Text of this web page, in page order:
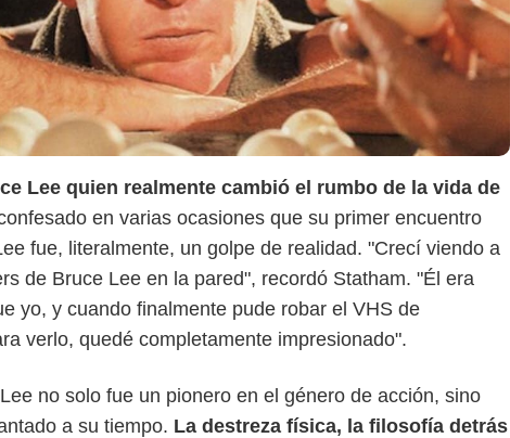
Lee quien realmente cambió el rumbo de la vida de
en varias ocasiones que su primer encuentro
fue, literalmente, un golpe de realidad. "Crecí viendo a
de Bruce Lee en la pared", recordó Statham. "Él era
yo, y cuando finalmente pude robar el VHS de
verlo, quedé completamente impresionado".
no solo fue un pionero en el género de acción, sino
a su tiempo. La destreza física, la filosofía detrás
Google